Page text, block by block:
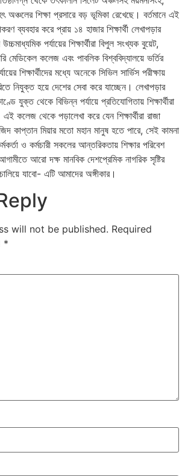
শিক্ষা প্রসারে বড় ভূমিকা রেখেছে। বর্তমানে এই
ব্যবহার করে প্রায় ১৪ হাজার শিক্ষার্থী লেখাপড়ার
পর্যায়ের শিক্ষার্থীরা বিপুল সংখ্যক বুয়েট,
মেডিকেল কলেজ এবং পাবলিক বিশ্ববিদ্যালয়ে ভর্তির
শিক্ষার্থীদের মধ্যে অনেকে সিভিল সার্ভিস পরীক্ষায়
নিযুক্ত হয়ে দেশের সেবা করে যাচ্ছেন। লেখাপড়ার
যুক্ত থেকে বিভিন্ন পর্যায়ে প্রতিযোগিতায় শিক্ষার্থীরা
কলেজ থেকে পড়ালেখা করে যেন শিক্ষার্থীরা রাজা
কাপ্তান মিয়ার মতো মহান মানুষ হতে পারে, সেই কামনা
ও কর্মচারী সকলের আন্তরিকতায় শিক্ষার পরিবেশ
আরো দক্ষ মানবিক দেশপ্রেমিক নাগরিক সৃষ্টির
যাবো- এটি আমাদের অঙ্গীকার।
will not be published. Required
*